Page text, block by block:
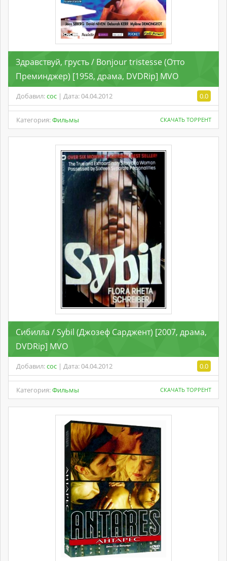
Здравствуй, грусть / Bonjour tristesse (Отто
Преминджер) [1958, драма, DVDRip] MVO
Добавил:coc | Дата: 04.04.2012 0.0
Категория:Фильмы СКАЧАТЬ ТОРРЕНТ
Сибилла / Sybil (Джозеф Сарджент) [2007, драма,
DVDRip] MVO
Добавил:coc | Дата: 04.04.2012 0.0
Категория:Фильмы СКАЧАТЬ ТОРРЕНТ